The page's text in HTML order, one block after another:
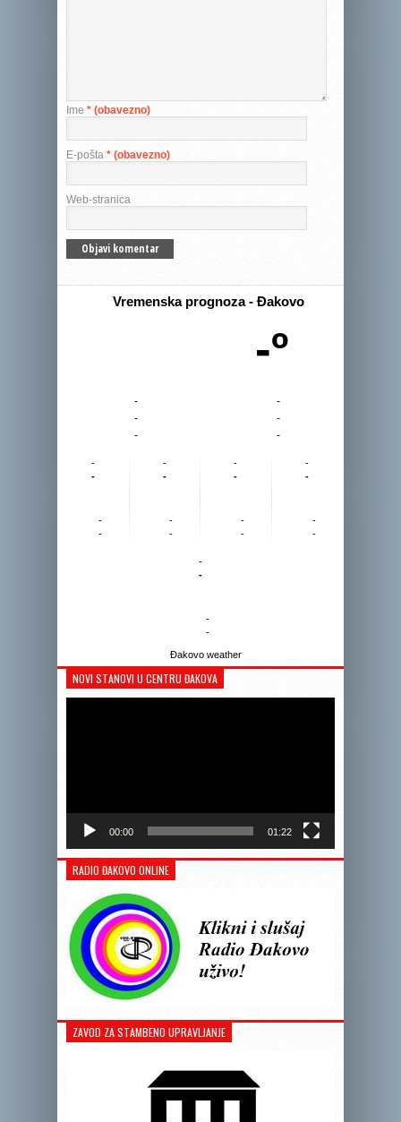
Ime * (obavezno)
E-pošta * (obavezno)
Web-stranica
Vremenska prognoza - Đakovo
-º
-
-
-
-
-
-
-
-
-
-
-
-
-
-
-
-
-
-
-
-
-
-
-
-
-
-
Đakovo weather
NOVI STANOVI U CENTRU ĐAKOVA
00:00 01:22
RADIO ĐAKOVO ONLINE
ZAVOD ZA STAMBENO UPRAVLJANJE